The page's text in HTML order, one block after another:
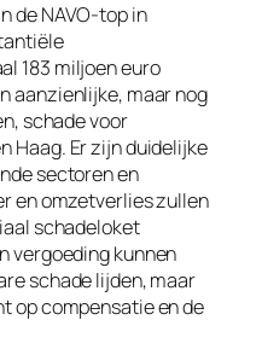
de NAVO-top in
183 miljoen euro
aanzienlijke, maar nog
schade voor
Haag. Er zijn duidelijke
sectoren en
en omzetverlies zullen
schadeloket
vergoeding kunnen
schade lijden, maar
op compensatie en de